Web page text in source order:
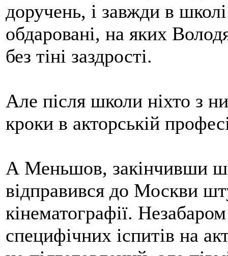
доручень, і завжди в
обдаровані, на яких
без тіні заздрості.
Але після школи ніхто з
кроки в акторській
А Меньшов, закінчивши
відправився до Москви
кінематографії.
специфічних іспитів на